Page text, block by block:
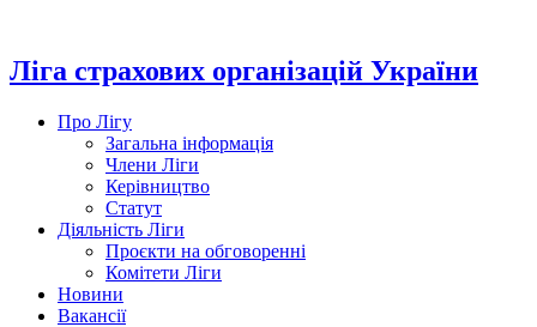
вмісту
Ліга страхових організацій України
Про Лігу
Загальна інформація
Члени Ліги
Керівництво
Статут
Діяльність Ліги
Проєкти на обговоренні
Комітети Ліги
Новини
Вакансії